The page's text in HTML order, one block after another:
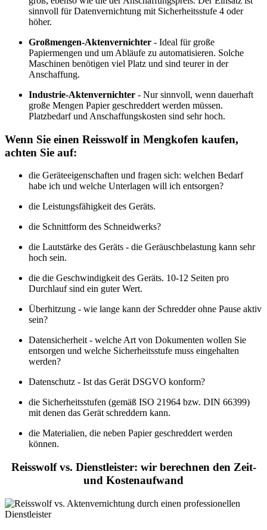
sinnvoll für Datenvernichtung mit Sicherheitsstufe 4 oder
höher.
Großmengen-Aktenvernichter - Ideal für große
Papiermengen und um Abläufe zu automatisieren. Solche
Maschinen benötigen viel Platz und sind teurer in der
Anschaffung.
Industrie-Aktenvernichter - Nur sinnvoll, wenn dauerhaft
große Mengen Papier geschreddert werden müssen.
Platzbedarf und Anschaffungskosten sind sehr hoch.
Wenn Sie einen Reisswolf in Mengkofen kaufen,
achten Sie auf:
die Geräteeigenschaften und fragen sich: welchen Bedarf
habe ich und welche Unterlagen will ich entsorgen?
die Leistungsfähigkeit des Geräts.
die Schnittform des Schneidwerks?
die Lautstärke des Geräts - die Geräuschbelastung kann sehr
hoch sein.
die die Geschwindigkeit des Geräts. 10-12 Seiten pro
Durchlauf sind ein guter Wert.
Überhitzung - wie lange kann der Schredder ohne Pause aktiv
sein?
Datensicherheit - welche Art von Dokumenten wollen Sie
entsorgen und welche Sicherheitsstufe muss eingehalten
werden?
Datenschutz - Ist das Gerät DSGVO konform?
die Sicherheitsstufen (gemäß ISO 21964 bzw. DIN 66399)
mit denen das Gerät schreddern kann.
die Materialien, die neben Papier geschreddert werden
können.
Reisswolf vs. Dienstleister: wir berechnen den Zeit-
und Kostenaufwand